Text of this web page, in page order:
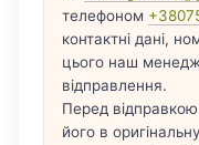
телефоном
контактні дані,
цього наш
відправлення.
Перед відправкою
його в